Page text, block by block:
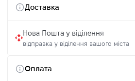
Доставка
Нова Пошта у віділення
відправка у віділення вашого міста
Оплата